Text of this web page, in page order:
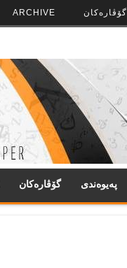
ARCHIVE گۆڤاره‌کان
گۆڤاره‌کان په‌‌یوه‌ندی